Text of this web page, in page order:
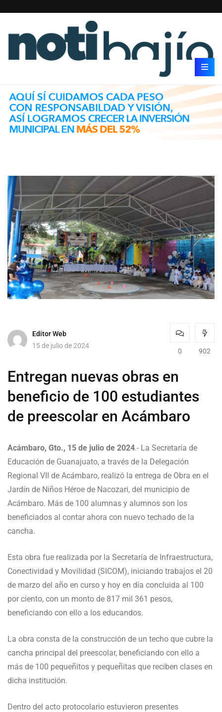
Editor Web
15 de julio de 2024
0 902
Entregan nuevas obras en
beneficio de 100 estudiantes
de preescolar en Acámbaro
Acámbaro, Gto., 15 de julio de 2024.- La Secretaría de
Educación de Guanajuato, a través de la Delegación
Regional VII de Acámbaro, realizó la entrega de Obra en el
Jardín de Niños Héroe de Nacozari, del municipio de
Acámbaro. Más de 100 alumnas y alumnos son los
beneficiados al contar ahora con nuevo techado de la
cancha.
Esta obra fue realizada por la Secretaría de Infraestructura,
Conectividad y Movilidad (SICOM), iniciando trabajos el 20
de marzo del año en curso y hoy en día concluida al 100
por ciento, con un monto de 817 mil 361 pesos,
beneficiando con ello a los educandos.
La obra consta de la construcción de un techo que cubre la
cancha principal del preescolar, beneficiando con ello a
más de 100 pequeñitos y pequeñitas que reciben clases en
dicha institución.
Dentro del acto protocolario estuvieron presentes